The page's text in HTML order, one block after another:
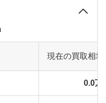
現在の買取相
0.0万